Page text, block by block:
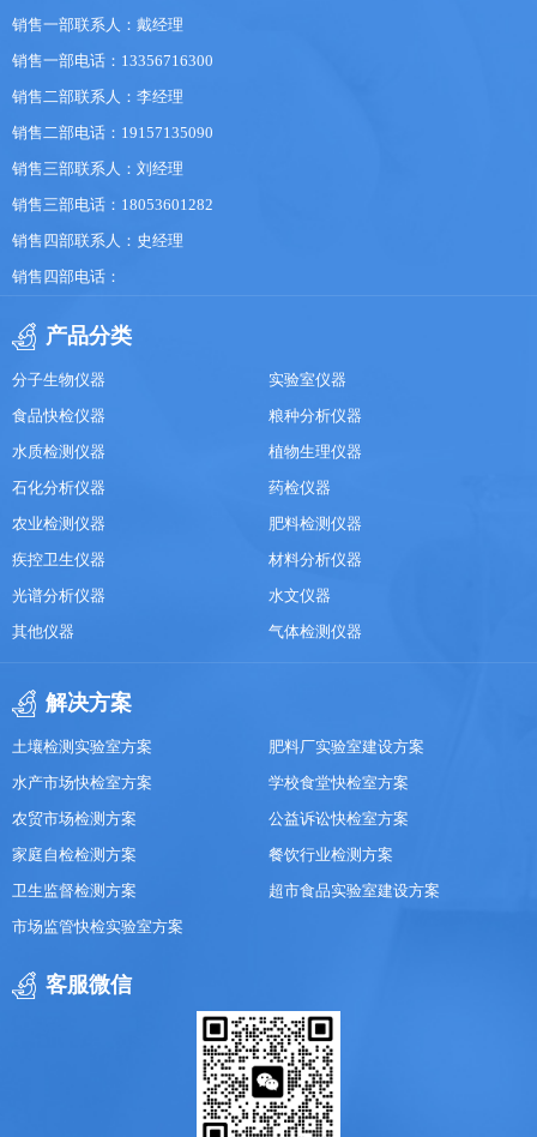
销售一部联系人：戴经理
销售一部电话：13356716300
销售二部联系人：李经理
销售二部电话：19157135090
销售三部联系人：刘经理
销售三部电话：18053601282
销售四部联系人：史经理
销售四部电话：
产品分类
分子生物仪器
实验室仪器
食品快检仪器
粮种分析仪器
水质检测仪器
植物生理仪器
石化分析仪器
药检仪器
农业检测仪器
肥料检测仪器
疾控卫生仪器
材料分析仪器
光谱分析仪器
水文仪器
其他仪器
气体检测仪器
解决方案
土壤检测实验室方案
肥料厂实验室建设方案
水产市场快检室方案
学校食堂快检室方案
农贸市场检测方案
公益诉讼快检室方案
家庭自检检测方案
餐饮行业检测方案
卫生监督检测方案
超市食品实验室建设方案
市场监管快检实验室方案
客服微信